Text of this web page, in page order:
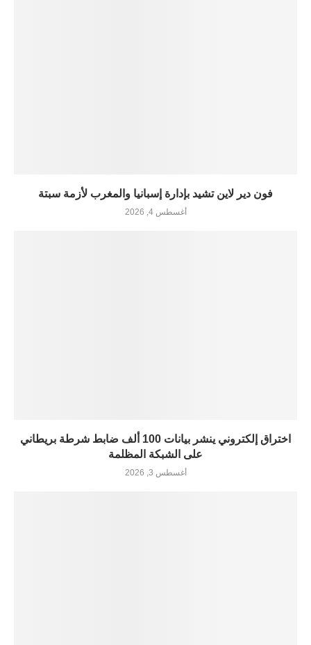
فون دير لاين تشيد بإدارة إسبانيا والمغرب لأزمة سبتة
أغسطس 4, 2026
اختراق إلكتروني ينشر بيانات 100 ألف ضابط شرطة بريطاني
على الشبكة المظلمة
أغسطس 3, 2026